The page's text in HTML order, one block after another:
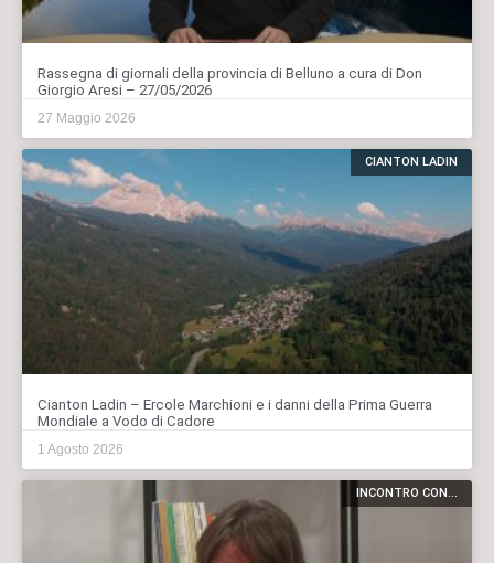
Rassegna di giornali della provincia di Belluno a cura di Don
Giorgio Aresi – 27/05/2026
27 Maggio 2026
CIANTON LADIN
Cianton Ladin – Ercole Marchioni e i danni della Prima Guerra
Mondiale a Vodo di Cadore
1 Agosto 2026
INCONTRO CON...